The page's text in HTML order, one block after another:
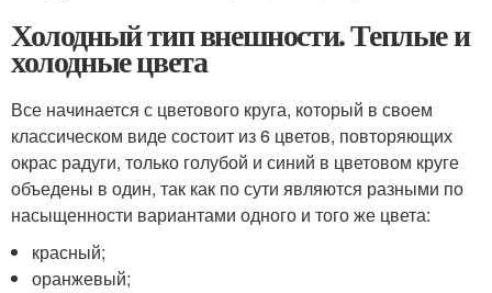
Холодный тип внешности. Теплые и
холодные цвета
Все начинается с цветового круга, который в своем
классическом виде состоит из 6 цветов, повторяющих
окрас радуги, только голубой и синий в цветовом круге
объедены в один, так как по сути являются разными по
насыщенности вариантами одного и того же цвета:
красный;
оранжевый;